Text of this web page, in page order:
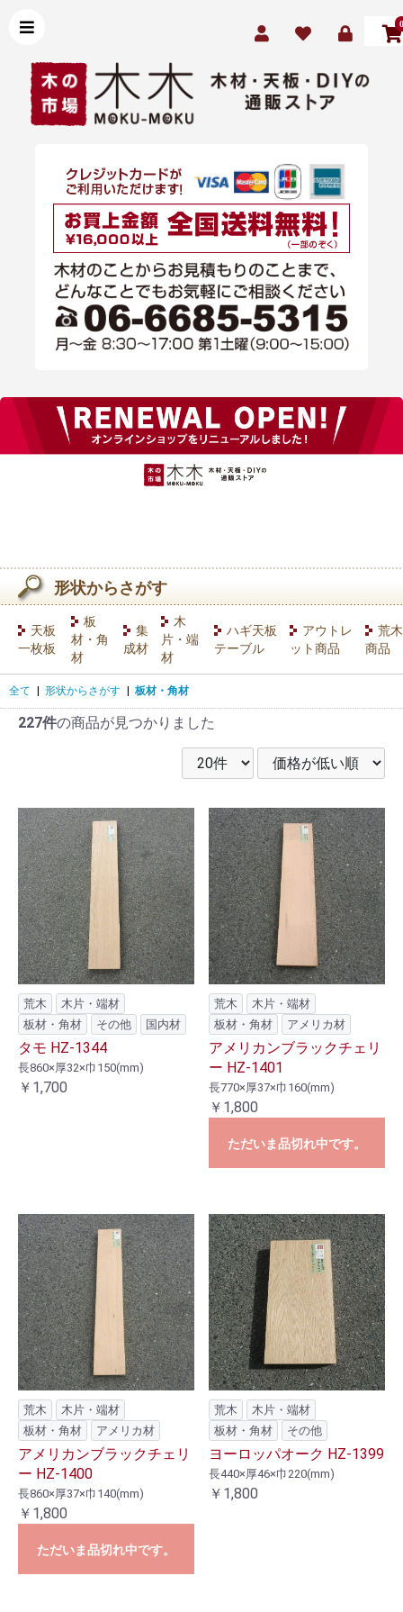
0
形状からさがす
天板
一枚板
板
材・角
材
集
成材
木
片・端
材
ハギ天板
テーブル
アウトレ
ット商品
荒木
商品
全て | 形状からさがす | 板材・角材
227件の商品が見つかりました
荒木
木片・端材
板材・角材
その他 国内材
タモ HZ-1344
長860×厚32×巾150(mm)
￥1,700
荒木
木片・端材
板材・角材
アメリカ材
アメリカンブラックチェリ
ー HZ-1401
長770×厚37×巾160(mm)
￥1,800
ただいま品切れ中です。
荒木
木片・端材
板材・角材
アメリカ材
アメリカンブラックチェリ
ー HZ-1400
長860×厚37×巾140(mm)
￥1,800
ただいま品切れ中です。
荒木
木片・端材
板材・角材
その他
ヨーロッパオーク HZ-1399
長440×厚46×巾220(mm)
￥1,800